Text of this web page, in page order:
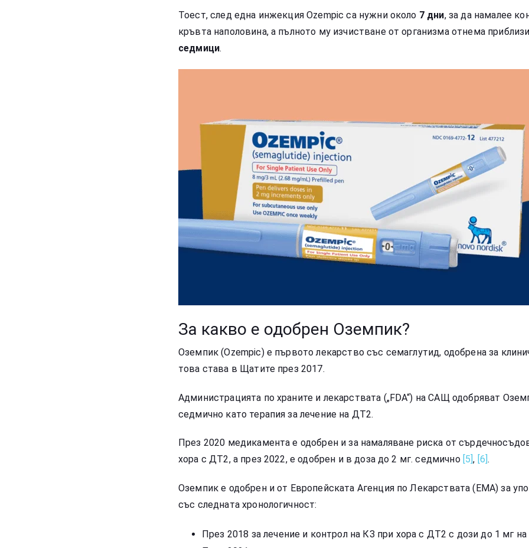
Тоест, след една инжекция Ozempic са нужни около 7 дни, за да намалее
кръвта наполовина, а пълното му изчистване от организма отнема
седмици.
За какво e одобрен Оземпик?
Оземпик (Ozempic) е първото лекарство със семаглутид, одобрена за
това става в Щатите през 2017.
Администрацията по храните и лекарствата („FDA“) на САЩ одобряват
седмично като терапия за лечение на ДТ2.
През 2020 медикамента е одобрен и за намаляване риска от
хора с ДТ2, а през 2022, е одобрен и в доза до 2 мг. седмично [5], [6].
Оземпик е одобрен и от Европейската Агенция по Лекарствата (ЕМА) за
със следната хронологичност:
През 2018 за лечение и контрол на КЗ при хора с ДТ2 с дози до 1 мг